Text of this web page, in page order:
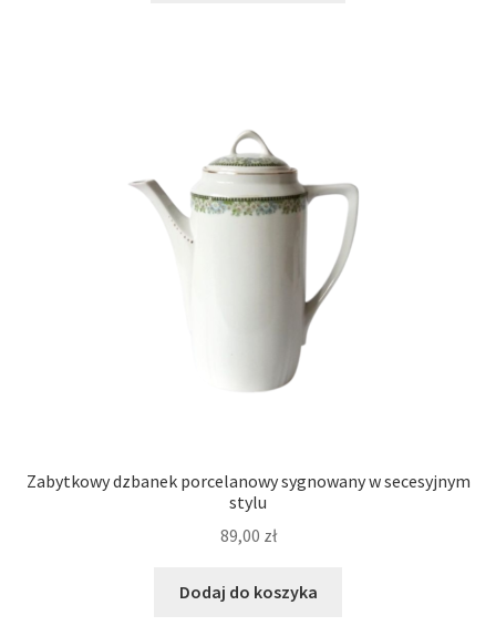
Zabytkowy dzbanek porcelanowy sygnowany w secesyjnym
stylu
89,00 zł
Dodaj do koszyka